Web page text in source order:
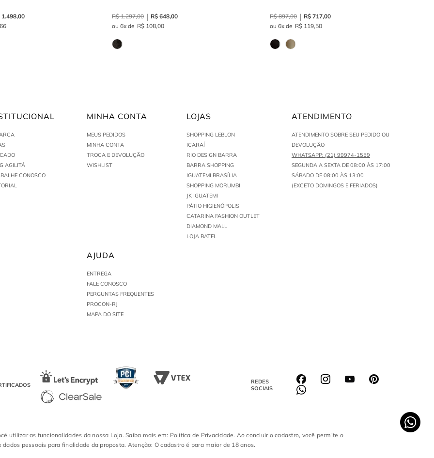
1.498,00
66
R$ 1.297,00 R$ 648,00
6
R$ 108,00
R$ 897,00 R$ 717,00
6
R$ 119,50
AGILITÁ
CONOSCO
MINHA CONTA
MEUS PEDIDOS
MINHA CONTA
TROCA E DEVOLUÇÃO
WISHLIST
AJUDA
ENTREGA
FALE CONOSCO
PERGUNTAS FREQUENTES
PROCON-RJ
MAPA DO SITE
LOJAS
SHOPPING LEBLON
ICARAÍ
RIO DESIGN BARRA
BARRA SHOPPING
IGUATEMI BRASÍLIA
SHOPPING MORUMBI
JK IGUATEMI
PÁTIO HIGIENÓPOLIS
CATARINA FASHION OUTLET
DIAMOND MALL
LOJA BATEL
ATENDIMENTO
ATENDIMENTO SOBRE SEU PEDIDO OU
DEVOLUÇÃO
WHATSAPP: (21) 99974-1559
SEGUNDA A SEXTA DE 08:00 ÀS 17:00
SÁBADO DE 08:00 ÀS 13:00
(EXCETO DOMINGOS E FERIADOS)
REDES
SOCIAIS
utilizar as funcionalidades da nossa Loja. Saiba mais em: Política de Privacidade. Ao concluir o cadastro, você permite o
dados pessoais para finalidade da proposta. Atenção: O cadastro é para maior de 18 anos.